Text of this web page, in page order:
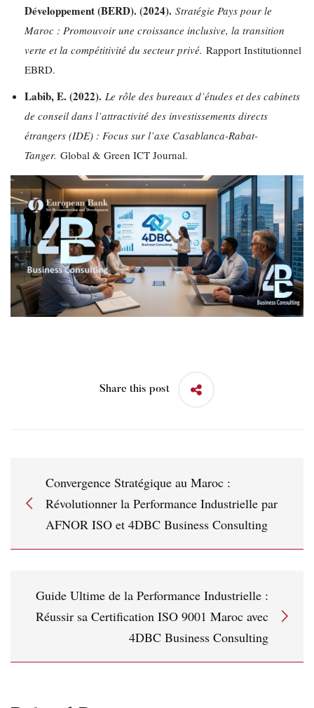
Développement (BERD). (2024). Stratégie Pays pour le
Maroc : Promouvoir une croissance inclusive, la transition
verte et la compétitivité du secteur privé. Rapport Institutionnel
EBRD.
Labib, E. (2022). Le rôle des bureaux d’études et des cabinets
de conseil dans l’attractivité des investissements directs
étrangers (IDE) : Focus sur l’axe Casablanca-Rabat-
Tanger. Global & Green ICT Journal.
Share this post
Convergence Stratégique au Maroc :
Révolutionner la Performance Industrielle par
AFNOR ISO et 4DBC Business Consulting
Guide Ultime de la Performance Industrielle :
Réussir sa Certification ISO 9001 Maroc avec
4DBC Business Consulting